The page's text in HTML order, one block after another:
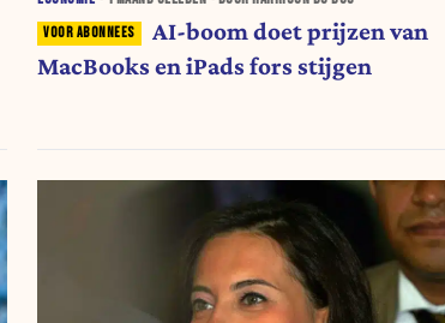
AI-boom doet prijzen van
MacBooks en iPads fors stijgen